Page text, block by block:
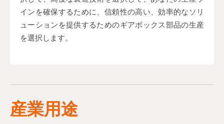
インを確保するために、信頼性の高い、効率的なソリ
ューションを提供するためのギアボックス部品の生産
を選択します。
産業用途